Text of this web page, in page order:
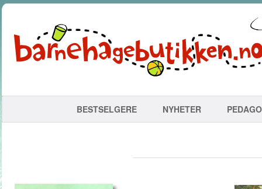
BESTSELGERE NYHETER